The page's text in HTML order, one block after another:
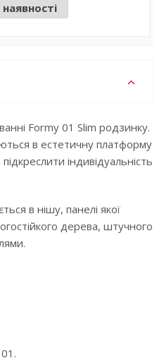
Formy 01 Slim родзинку.
в естетичну платформу
індивідуальність
в нішу, панелі якої
дерева, штучного